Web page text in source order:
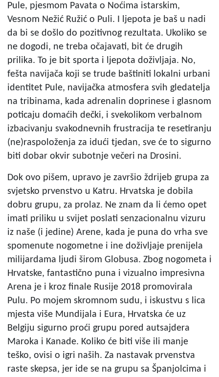
Pule, pjesmom Pavata o Noćima istarskim,
Vesnom Nežić Ružić o Puli. I ljepota je baš u nadi
da bi se došlo do pozitivnog rezultata. Ukoliko se
ne dogodi, ne treba očajavati, bit će drugih
prilika. To je bit sporta i ljepota doživljaja. No,
fešta navijača koji se trude baštiniti lokalni urbani
identitet Pule, navijačka atmosfera svih gledatelja
na tribinama, kada adrenalin doprinese i glasnom
poticaju domaćih dečki, i svekolikom verbalnom
izbacivanju svakodnevnih frustracija te resetiranju
(ne)raspoloženja za idući tjedan, sve će to sigurno
biti dobar okvir subotnje večeri na Drosini.
Dok ovo pišem, upravo je završio ždrijeb grupa za
svjetsko prvenstvo u Katru. Hrvatska je dobila
dobru grupu, za prolaz. Ne znam da li ćemo opet
imati priliku u svijet poslati senzacionalnu vizuru
iz naše (i jedine) Arene, kada je puna do vrha sve
spomenute nogometne i ine doživljaje prenijela
milijardama ljudi širom Globusa. Zbog nogometa i
Hrvatske, fantastično puna i vizualno impresivna
Arena je i kroz finale Rusije 2018 promovirala
Pulu. Po mojem skromnom sudu, i iskustvu s lica
mjesta više Mundijala i Eura, Hrvatska će uz
Belgiju sigurno proći grupu pored autsajdera
Maroka i Kanade. Koliko će biti više ili manje
teško, ovisi o igri naših. Za nastavak prvenstva
raste skepsa, jer ide se na grupu sa Španjolcima i